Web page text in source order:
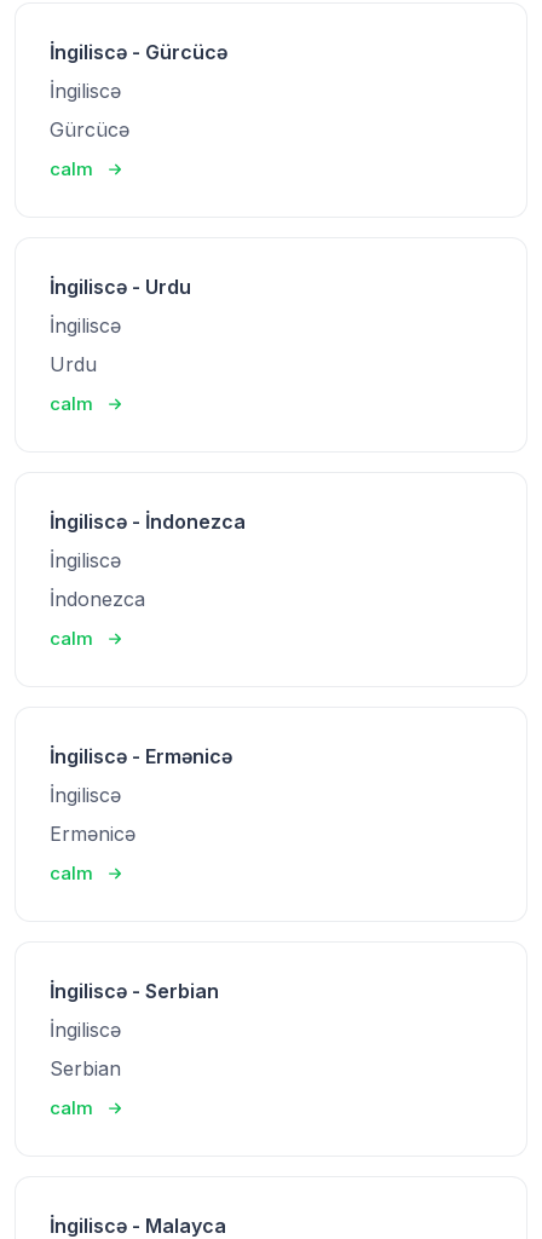
İngiliscə - Gürcücə
İngiliscə
Gürcücə
calm
İngiliscə - Urdu
İngiliscə
Urdu
calm
İngiliscə - İndonezca
İngiliscə
İndonezca
calm
İngiliscə - Ermənicə
İngiliscə
Ermənicə
calm
İngiliscə - Serbian
İngiliscə
Serbian
calm
İngiliscə - Malayca